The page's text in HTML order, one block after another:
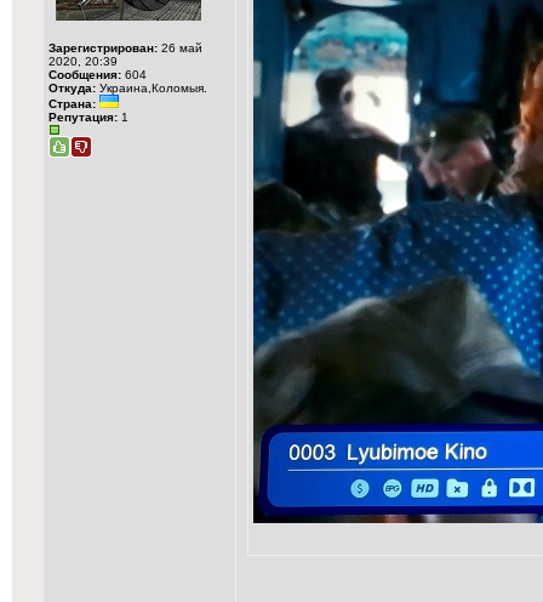
Зарегистрирован: 26 май
2020, 20:39
Сообщения: 604
Откуда: Украина,Коломыя.
Страна:
Репутация: 1